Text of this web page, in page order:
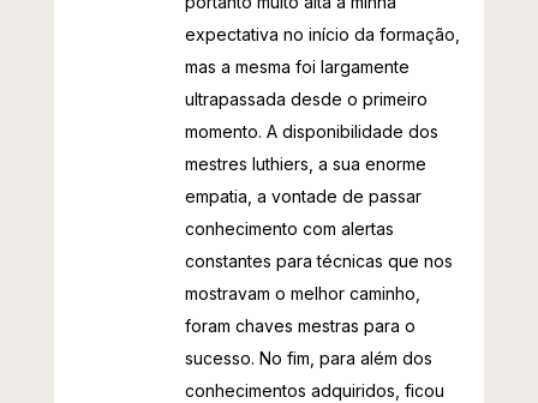
expectativa no início da formação,
mas a mesma foi largamente
ultrapassada desde o primeiro
momento. A disponibilidade dos
mestres luthiers, a sua enorme
empatia, a vontade de passar
conhecimento com alertas
constantes para técnicas que nos
mostravam o melhor caminho,
foram chaves mestras para o
sucesso. No fim, para além dos
conhecimentos adquiridos, ficou